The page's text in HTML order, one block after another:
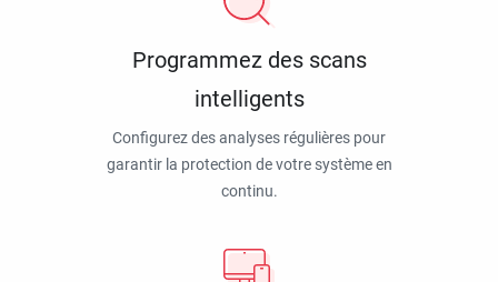
Programmez des scans
intelligents
Configurez des analyses régulières pour
garantir la protection de votre système en
continu.